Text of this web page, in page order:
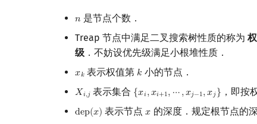
𝑛
n 是节点个数．
Treap 节点中满足二叉搜索树性质的称为
级 ．不妨设优先级满足小根堆性质．
𝑥𝑘
xk 表示权值第 𝑘
k 小的节点．
𝑋𝑖,𝑗
Xi,j 表示集合 {𝑥𝑖,𝑥𝑖+1, ⋯,𝑥𝑗−1,𝑥𝑗}
{xi,xi+1,⋯,x j−1,xj} ，即按
dep(𝑥)
dep(x) 表示节点𝑥
x 的深度．规定根节点的